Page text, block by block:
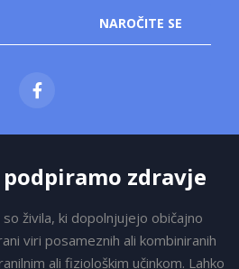
NAROČITE SE
zdravje
živila, ki dopolnjujejo običajno
viri posameznih ali kombiniranih
ali fiziološkim učinkom. Lahko